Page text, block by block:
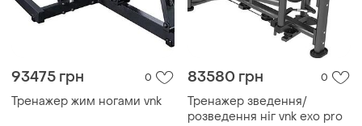
93475 грн 0
Тренажер жим ногами vnk
83580 грн 0
Тренажер зведення/
розведення ніг vnk exo pro